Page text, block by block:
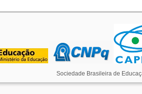
Sociedade Brasileira de